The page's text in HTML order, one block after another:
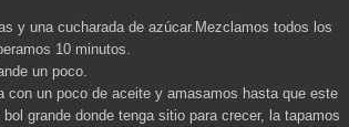
y una cucharada de azúcar.Mezclamos todos los
10 minutos.
un poco.
un poco de aceite y amasamos hasta que este
grande donde tenga sitio para crecer, la tapamos